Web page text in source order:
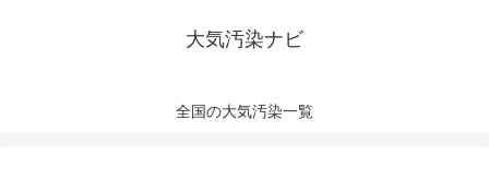
大気汚染ナビ
全国の大気汚染一覧